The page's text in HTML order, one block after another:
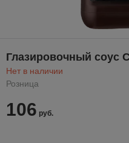
Глазировочный соус
Нет в наличии
Розница
106 руб.